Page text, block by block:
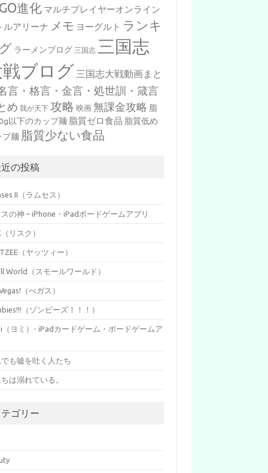
進化 マルチプレイヤーオンライン
ルアリーナ メモ ヨーグルト ランキ
ラーメンブログ 三国志 三国志
戦ブログ 三国志大戦動画まと
言・格言・金言・処世訓・箴言
め 我が天下 攻略 映画 無課金攻略 脂
以下のカップ麺 脂質ゼロ食品 脂質低め
プ麺 脂質少ない食品
の投稿
II（ラムセス）
の神 – iPhone・iPadボードゲームアプリ
（リスク）
（ヤッツィー）
World（スモールワールド）
（べガス）
（ゾンビーズ！！！）
（ヨミ）- iPadカードゲーム・ボードゲームア
でも嘘を吐く人たち
は溺れている。
テゴリー